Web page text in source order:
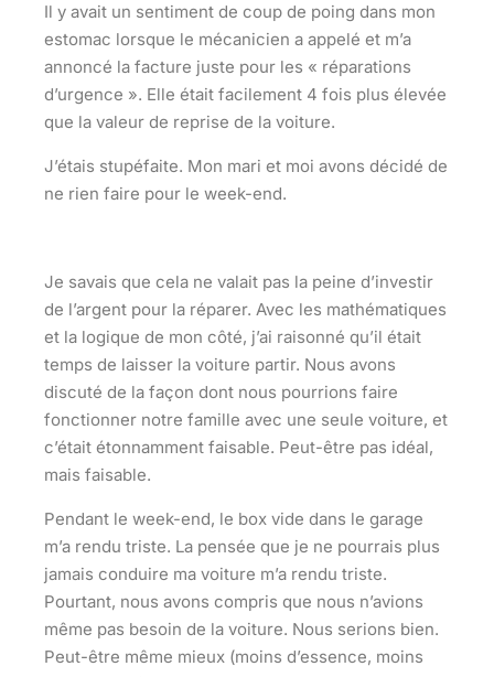
Il y avait un sentiment de coup de poing dans mon
estomac lorsque le mécanicien a appelé et m’a
annoncé la facture juste pour les « réparations
d’urgence ». Elle était facilement 4 fois plus élevée
que la valeur de reprise de la voiture.
J’étais stupéfaite. Mon mari et moi avons décidé de
ne rien faire pour le week-end.
Je savais que cela ne valait pas la peine d’investir
de l’argent pour la réparer. Avec les mathématiques
et la logique de mon côté, j’ai raisonné qu’il était
temps de laisser la voiture partir. Nous avons
discuté de la façon dont nous pourrions faire
fonctionner notre famille avec une seule voiture, et
c’était étonnamment faisable. Peut-être pas idéal,
mais faisable.
Pendant le week-end, le box vide dans le garage
m’a rendu triste. La pensée que je ne pourrais plus
jamais conduire ma voiture m’a rendu triste.
Pourtant, nous avons compris que nous n’avions
même pas besoin de la voiture. Nous serions bien.
Peut-être même mieux (moins d’essence, moins